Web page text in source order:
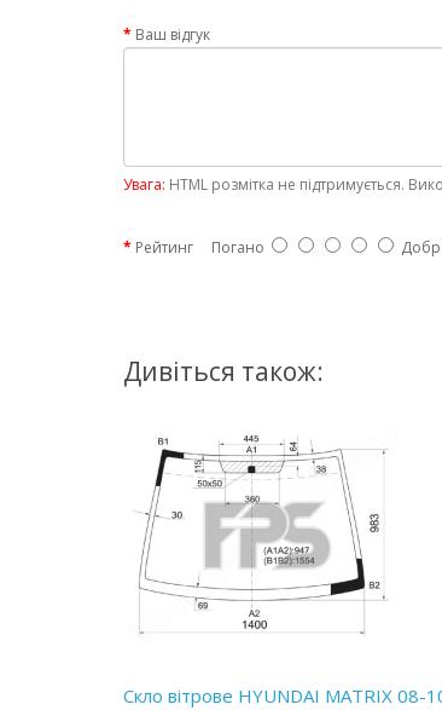
Ваш відгук
Увага: HTML розмітка не підтримується.
Рейтинг Погано
Дивіться також:
Скло вітрове HYUNDAI MATRIX 08-